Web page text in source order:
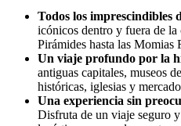
Todos los imprescindibles
icónicos dentro y fuera de la
Pirámides hasta las Momias
Un viaje profundo por la
antiguas capitales, museos
históricas, iglesias y
Una experiencia sin
Disfruta de un viaje seguro